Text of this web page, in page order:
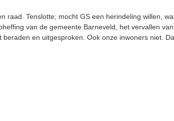
raad. Tenslotte; mocht GS een herindeling willen,
van de gemeente Barneveld, het vervallen
en uitgesproken. Ook onze inwoners niet.